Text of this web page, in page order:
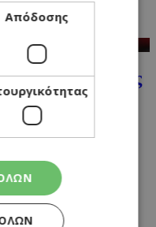
φούρνο
με σος
ελιάς
με
Απόδοσης